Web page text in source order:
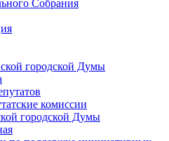
Cобрания
городской Думы
комиссии
городской Думы